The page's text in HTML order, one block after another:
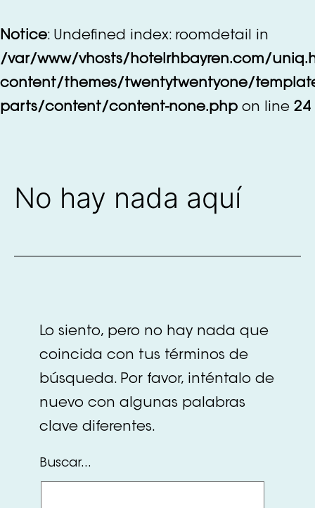
al
contenido
Notice: Undefined index: roomdetail in
/var/www/vhosts/hotelrhbayren.com/
content/themes/twentytwentyone/
parts/content/content-none.php on line 24
No hay nada aquí
Lo siento, pero no hay nada que
coincida con tus términos de
búsqueda. Por favor, inténtalo de
nuevo con algunas palabras
clave diferentes.
Buscar...